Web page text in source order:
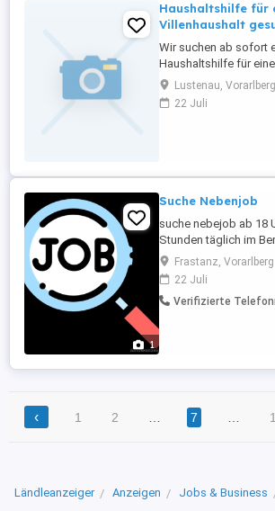
Haushaltshilfe für
Villenhaushalt
Wir suchen ab sofort
Haushaltshilfe für
Villenhaushalt für die
folgenden Aufgaben
wöchentlichen
Arbeitszeiten ...
Lustenau, Vorarlberg
22 Juli
1
Suche Nebenjob
suche nebejob ab 18
Stunden täglich im
landwirtschaft,
metalbereich etc
Frastanz, Vorarlberg
22 Juli
Verifizierte
‹ 1 2 7
Ländleanzeiger Anzeigen Jobs & Business